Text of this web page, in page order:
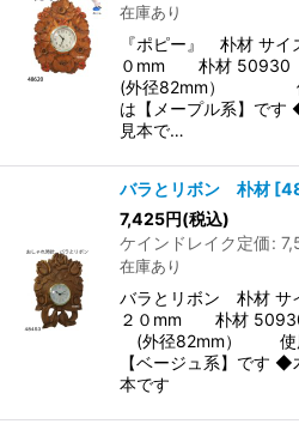
絞り込む
在庫あり
『ポピー』 朴材 サ
０mm 朴材 50930
(外径82mm） 使
は【メープル系】で
見本で…
バラとリボン 朴材 [
7,425円(税込)
ケインドレイク定価:
在庫あり
バラとリボン 朴材
２０mm 朴材
(外径82mm） 使用
【ベージュ系】です
本です